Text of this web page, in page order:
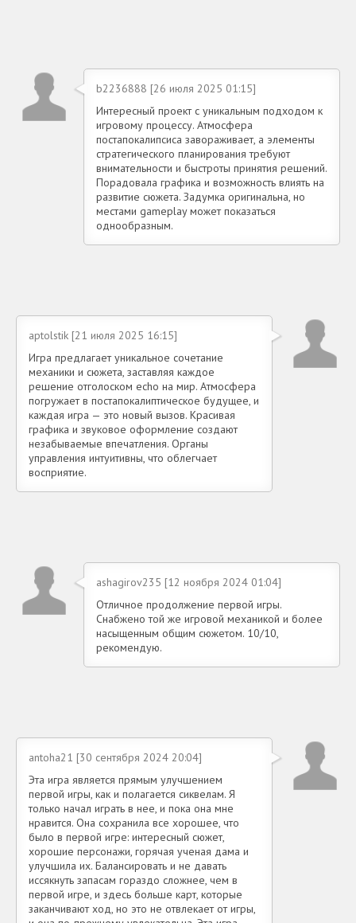
b2236888 [26 июля 2025 01:15]
Интересный проект с уникальным подходом к
игровому процессу. Атмосфера
постапокалипсиса завораживает, а элементы
стратегического планирования требуют
внимательности и быстроты принятия решений.
Порадовала графика и возможность влиять на
развитие сюжета. Задумка оригинальна, но
местами gameplay может показаться
однообразным.
aptolstik [21 июля 2025 16:15]
Игра предлагает уникальное сочетание
механики и сюжета, заставляя каждое
решение отголоском echo на мир. Атмосфера
погружает в постапокалиптическое будущее, и
каждая игра — это новый вызов. Красивая
графика и звуковое оформление создают
незабываемые впечатления. Органы
управления интуитивны, что облегчает
восприятие.
ashagirov235 [12 ноября 2024 01:04]
Отличное продолжение первой игры.
Снабжено той же игровой механикой и более
насыщенным общим сюжетом. 10/10,
рекомендую.
antoha21 [30 сентября 2024 20:04]
Эта игра является прямым улучшением
первой игры, как и полагается сиквелам. Я
только начал играть в нее, и пока она мне
нравится. Она сохранила все хорошее, что
было в первой игре: интересный сюжет,
хорошие персонажи, горячая ученая дама и
улучшила их. Балансировать и не давать
иссякнуть запасам гораздо сложнее, чем в
первой игре, и здесь больше карт, которые
заканчивают ход, но это не отвлекает от игры,